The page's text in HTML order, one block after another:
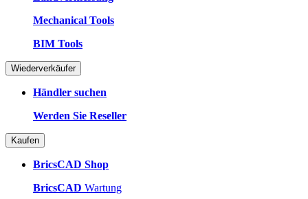
Mechanical Tools
BIM Tools
Wiederverkäufer
Händler suchen
Werden Sie Reseller
Kaufen
BricsCAD Shop
BricsCAD Wartung